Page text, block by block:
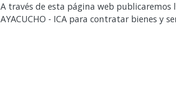
A través de esta página web publicaremos
AYACUCHO - ICA para contratar bienes y